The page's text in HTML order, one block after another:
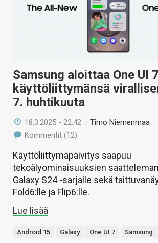
Samsung aloittaa One UI
käyttöliittymänsä
7. huhtikuuta
18.3.2025 - 22:42 /Timo Niemenmaa
Kommentit (12)
Käyttöliittymäpäivitys saapuu
tekoälyominaisuuksien
Galaxy S24 -sarjalle sekä
Fold6:lle ja Flip6:lle.
Lue lisää
Android 15 Galaxy One UI 7 Samsung